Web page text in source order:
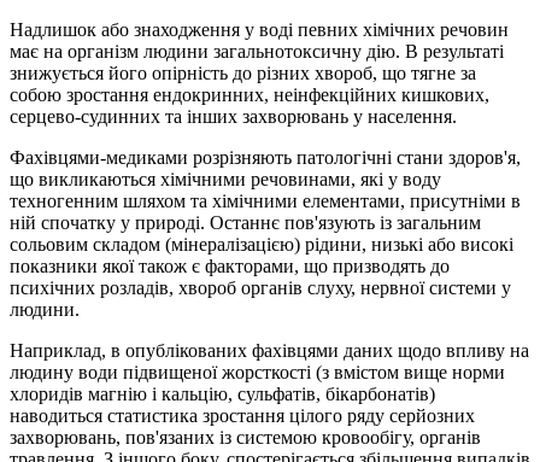
Надлишок або знаходження у воді певних хімічних речовин
має на організм людини загальнотоксичну дію. В результаті
знижується його опірність до різних хвороб, що тягне за
собою зростання ендокринних, неінфекційних кишкових,
серцево-судинних та інших захворювань у населення.
Фахівцями-медиками розрізняють патологічні стани здоров'я,
що викликаються хімічними речовинами, які у воду
техногенним шляхом та хімічними елементами, присутніми в
ній спочатку у природі. Останнє пов'язують із загальним
сольовим складом (мінералізацією) рідини, низькі або високі
показники якої також є факторами, що призводять до
психічних розладів, хвороб органів слуху, нервної системи у
людини.
Наприклад, в опублікованих фахівцями даних щодо впливу на
людину води підвищеної жорсткості (з вмістом вище норми
хлоридів магнію і кальцію, сульфатів, бікарбонатів)
наводиться статистика зростання цілого ряду серйозних
захворювань, пов'язаних із системою кровообігу, органів